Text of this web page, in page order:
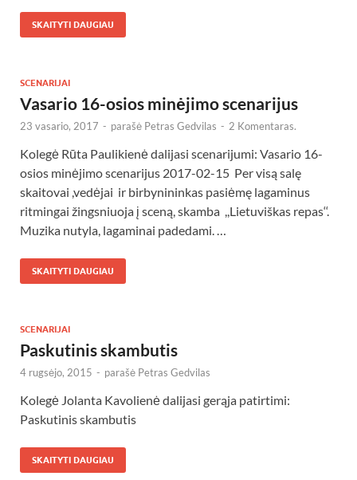
SKAITYTI DAUGIAU
SCENARIJAI
Vasario 16-osios minėjimo scenarijus
23 vasario, 2017 - parašė Petras Gedvilas - 2 Komentaras.
Kolegė Rūta Paulikienė dalijasi scenarijumi: Vasario 16-
osios minėjimo scenarijus 2017-02-15 Per visą salę
skaitovai ,vedėjai ir birbynininkas pasiėmę lagaminus
ritmingai žingsniuoja į sceną, skamba ,,Lietuviškas repas‘‘.
Muzika nutyla, lagaminai padedami. …
SKAITYTI DAUGIAU
SCENARIJAI
Paskutinis skambutis
4 rugsėjo, 2015 - parašė Petras Gedvilas
Kolegė Jolanta Kavolienė dalijasi gerąja patirtimi:
Paskutinis skambutis
SKAITYTI DAUGIAU